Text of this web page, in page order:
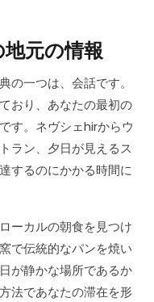
元の情報
の一つは、会話です。
おり、あなたの最初の
す。ネヴシェhirからウ
ラン、夕日が見えるス
するのにかかる時間に
ーカルの朝食を見つけ
で伝統的なパンを焼い
が静かな場所であるか
法であなたの滞在を形